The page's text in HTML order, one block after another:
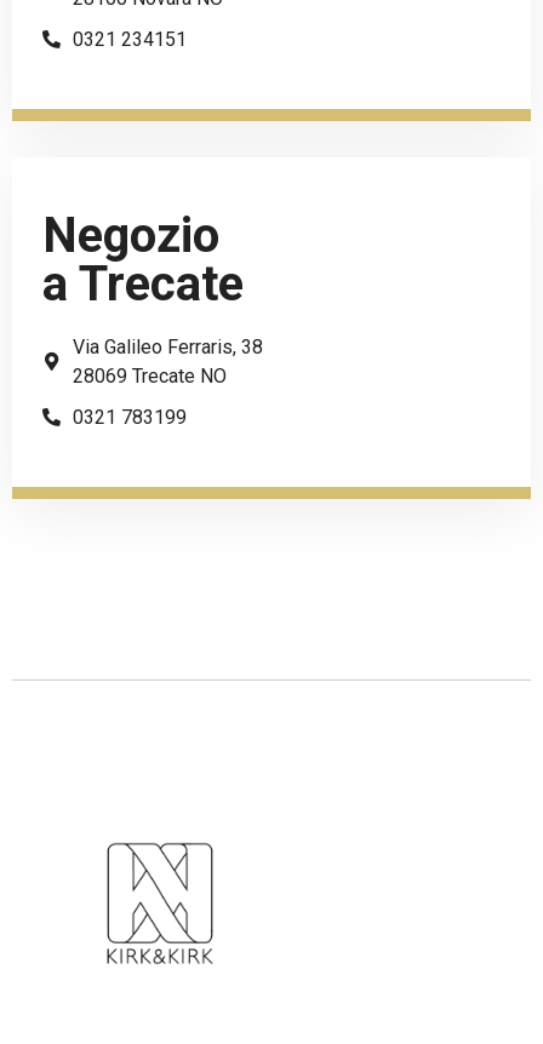
0321 234151
Negozio
a Trecate
Via Galileo Ferraris, 38
28069 Trecate NO
0321 783199